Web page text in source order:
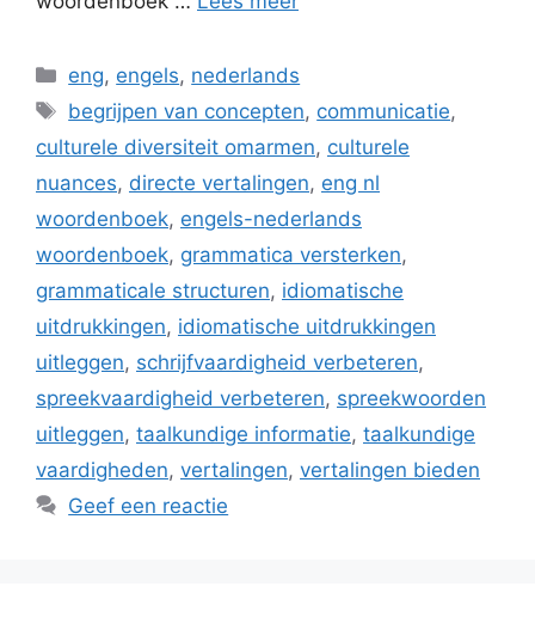
Categorieën
eng, engels, nederlands
Tags
begrijpen van concepten, communicatie,
culturele diversiteit omarmen, culturele
nuances, directe vertalingen, eng nl
woordenboek, engels-nederlands
woordenboek, grammatica versterken,
grammaticale structuren, idiomatische
uitdrukkingen, idiomatische uitdrukkingen
uitleggen, schrijfvaardigheid verbeteren,
spreekvaardigheid verbeteren, spreekwoorden
uitleggen, taalkundige informatie, taalkundige
vaardigheden, vertalingen, vertalingen bieden
Geef een reactie